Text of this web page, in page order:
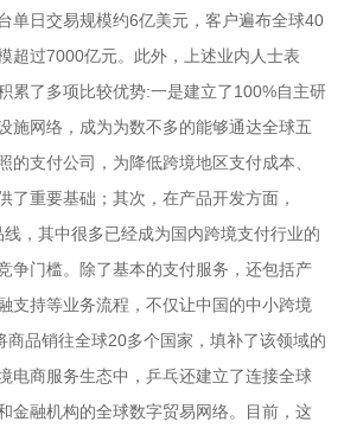
单日交易规模约6亿美元，客户遍布全球40
超过7000亿元。此外，上述业内人士表
累了多项比较优势:一是建立了100%自主研
施网络，成为为数不多的能够通达全球五
的支付公司，为降低跨境地区支付成本、
了重要基础；其次，在产品开发方面，
，其中很多已经成为国内跨境支付行业的
争门槛。除了基本的支付服务，还包括产
支持等业务流程，不仅让中国的中小跨境
商品销往全球20多个国家，填补了该领域的
电商服务生态中，乒乓还建立了连接全球
金融机构的全球数字贸易网络。目前，这